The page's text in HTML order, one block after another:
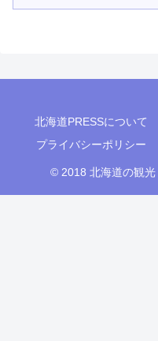
北海道PRESSについて
プライバシーポリシー
© 2018 北海道の観